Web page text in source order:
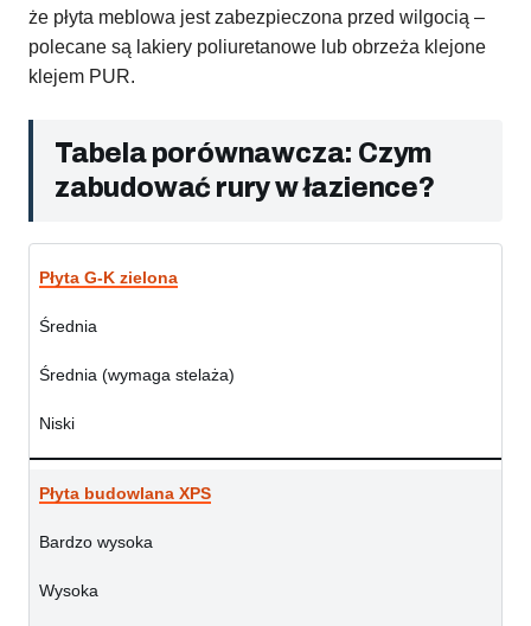
że płyta meblowa jest zabezpieczona przed wilgocią –
polecane są lakiery poliuretanowe lub obrzeża klejone
klejem PUR.
Tabela porównawcza: Czym
zabudować rury w łazience?
Płyta G-K zielona
Średnia
Średnia (wymaga stelaża)
Niski
Płyta budowlana XPS
Bardzo wysoka
Wysoka